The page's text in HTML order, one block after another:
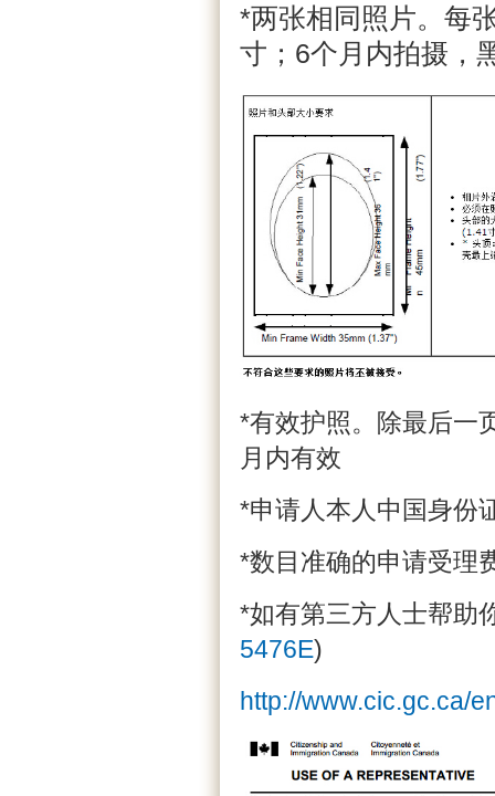
*两张相同照片。每
寸；6个月内拍摄，
*有效护照。除最后一
月内有效
*申请人本人中国身份
*数目准确的申请受理
*如有第三方人士帮助
5476E)
http://www.cic.gc.ca/